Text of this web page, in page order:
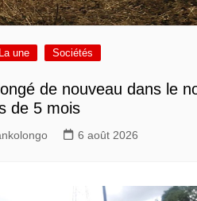
La une Sociétés
de nouveau dans le
de 5 mois
6 août 2026